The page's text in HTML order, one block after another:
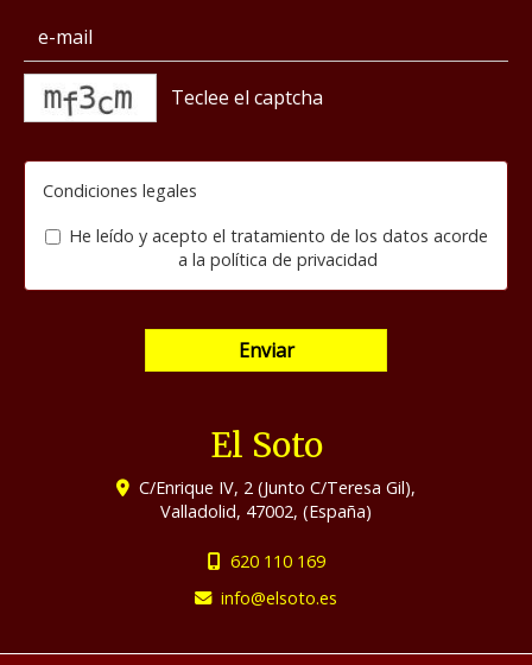
Condiciones legales
He leído y acepto el tratamiento de los datos acorde
a la política de privacidad
Enviar
El Soto
C/Enrique IV, 2 (Junto C/Teresa Gil),
Valladolid, 47002, (España)
620 110 169
info
elsoto.es